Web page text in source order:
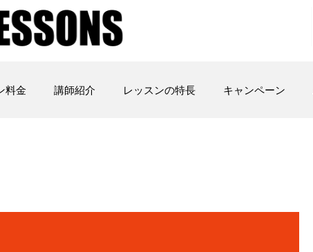
料金 講師紹介 レッスンの特長 キャンペーン